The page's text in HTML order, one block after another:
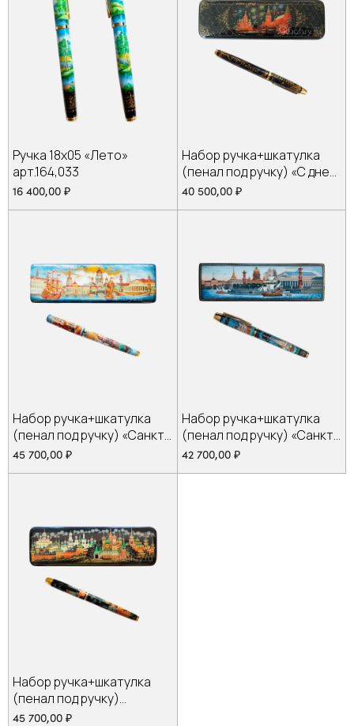
Ручка 18х05 «Лето»
арт.164,033
16 400,00 ₽
Набор ручка+шкатулка
(пенал под ручку) «С днем
Победы» арт. 6,344
40 500,00 ₽
Набор ручка+шкатулка
(пенал под ручку) «Санкт-
Петербург» арт. 71,065
45 700,00 ₽
Набор ручка+шкатулка
(пенал под ручку) «Санкт-
Петербург» арт.71,117
42 700,00 ₽
Набор ручка+шкатулка
(пенал под ручку)
«Москва» арт.6,059
45 700,00 ₽